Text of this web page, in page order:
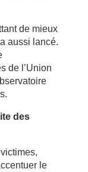
de mieux
aussi lancé.
de l’Union
des
le